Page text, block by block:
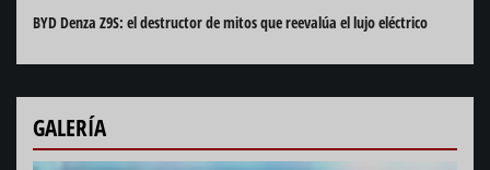
BYD Denza Z9S: el destructor de mitos que reevalúa el lujo eléctrico
GALERÍA